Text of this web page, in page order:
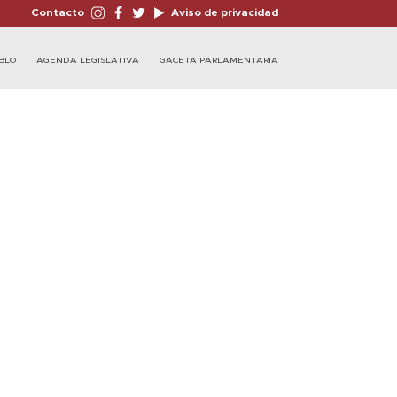
Contacto Aviso de privacidad
AGENDA LEGISLATIVA GACETA PARLAMENTARIA